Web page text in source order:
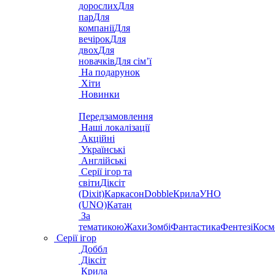
дорослихДля
парДля
компаніїДля
вечірокДля
двохДля
новачківДля сім’ї
На подарунок
Хіти
Новинки
Передзамовлення
Наші локалізації
Акційні
Українські
Англійські
Серії ігор та
світиДіксіт
(Dixit)КаркасонDobbleКрилаУНО
(UNO)Катан
За
тематикоюЖахиЗомбіФантастикаФентезі
Серії ігор
Доббл
Діксіт
Крила